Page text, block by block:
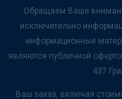
Обращаем Ваше
исключительно
информационные
являются публичной
437
Ваш заказ, включая